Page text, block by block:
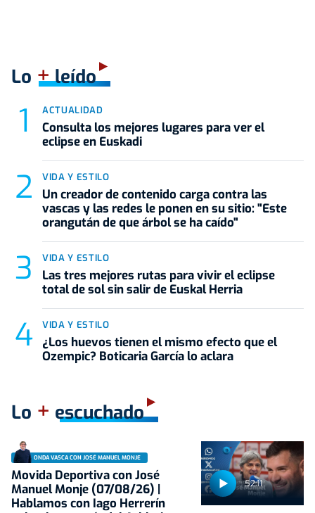
Lo +leído
ACTUALIDAD
Consulta los mejores lugares para ver el
eclipse en Euskadi
VIDA Y ESTILO
Un creador de contenido carga contra las
vascas y las redes le ponen en su sitio: "Este
orangután de que árbol se ha caído"
VIDA Y ESTILO
Las tres mejores rutas para vivir el eclipse
total de sol sin salir de Euskal Herria
VIDA Y ESTILO
¿Los huevos tienen el mismo efecto que el
Ozempic? Boticaria García lo aclara
Lo + escuchado
52:11
ONDA VASCA CON JOSÉ MANUEL MONJE
Movida Deportiva con José
Manuel Monje (07/08/26) |
Hablamos con Iago Herrerín